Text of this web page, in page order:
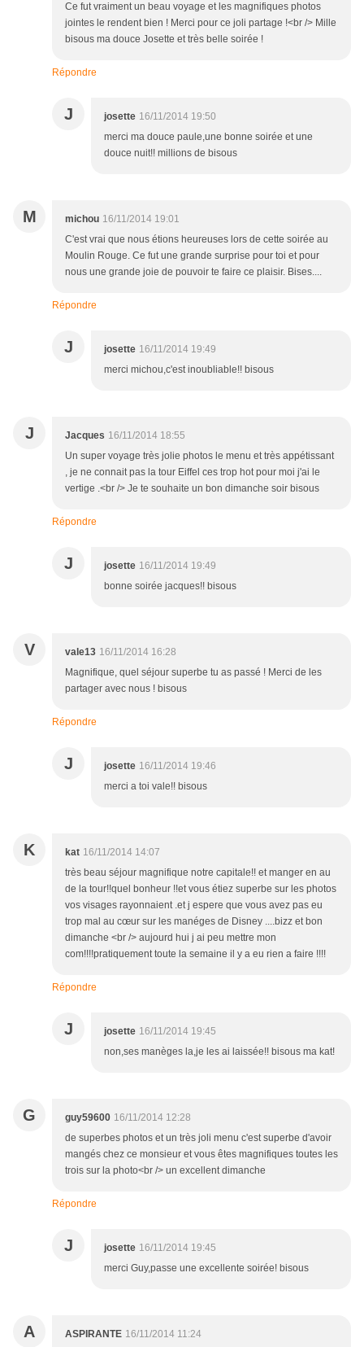
Ce fut vraiment un beau voyage et les magnifiques photos
jointes le rendent bien ! Merci pour ce joli partage !<br /> Mille
bisous ma douce Josette et très belle soirée !
Répondre
J josette 16/11/2014 19:50
merci ma douce paule,une bonne soirée et une
douce nuit!! millions de bisous
M michou 16/11/2014 19:01
C'est vrai que nous étions heureuses lors de cette soirée au
Moulin Rouge. Ce fut une grande surprise pour toi et pour
nous une grande joie de pouvoir te faire ce plaisir. Bises....
Répondre
J josette 16/11/2014 19:49
merci michou,c'est inoubliable!! bisous
J Jacques 16/11/2014 18:55
Un super voyage très jolie photos le menu et très appétissant
, je ne connait pas la tour Eiffel ces trop hot pour moi j'ai le
vertige .<br /> Je te souhaite un bon dimanche soir bisous
Répondre
J josette 16/11/2014 19:49
bonne soirée jacques!! bisous
V vale13 16/11/2014 16:28
Magnifique, quel séjour superbe tu as passé ! Merci de les
partager avec nous ! bisous
Répondre
J josette 16/11/2014 19:46
merci a toi vale!! bisous
K kat 16/11/2014 14:07
très beau séjour magnifique notre capitale!! et manger en au
de la tour!!quel bonheur !!et vous étiez superbe sur les photos
vos visages rayonnaient .et j espere que vous avez pas eu
trop mal au cœur sur les manéges de Disney ....bizz et bon
dimanche <br /> aujourd hui j ai peu mettre mon
com!!!!pratiquement toute la semaine il y a eu rien a faire !!!!
Répondre
J josette 16/11/2014 19:45
non,ses manèges la,je les ai laissée!! bisous ma kat!
G guy59600 16/11/2014 12:28
de superbes photos et un très joli menu c'est superbe d'avoir
mangés chez ce monsieur et vous êtes magnifiques toutes les
trois sur la photo<br /> un excellent dimanche
Répondre
J josette 16/11/2014 19:45
merci Guy,passe une excellente soirée! bisous
A ASPIRANTE 16/11/2014 11:24